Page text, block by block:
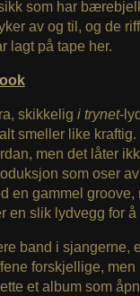
som har
av og til, og de
lagt på tape her.
skikkelig i trynet-
smeller like
men det låter
som oser
en gammel
en slik lydvegg for å
band i sjangerne,
forskjellige,
et album som